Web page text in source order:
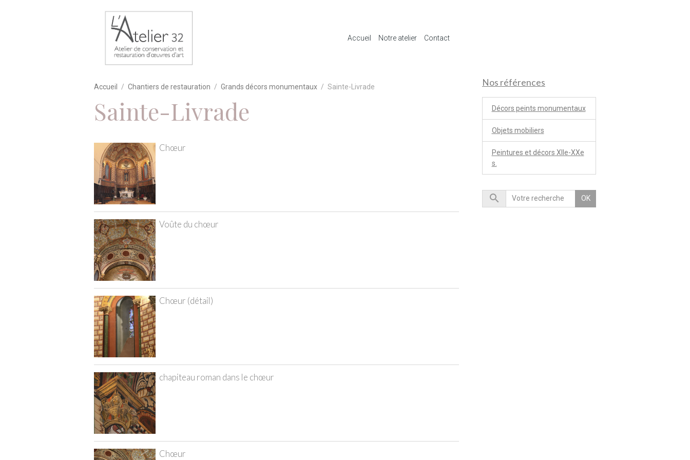
Accueil Notre atelier Contact
Accueil Chantiers de restauration Grands décors monumentaux Sainte-Livrade
Sainte-Livrade
Chœur
Voûte du chœur
Chœur (détail)
chapiteau roman dans le chœur
Chœur
Nos références
Décors peints monumentaux
Objets mobiliers
Peintures et décors XIIe-XXe
s.
OK